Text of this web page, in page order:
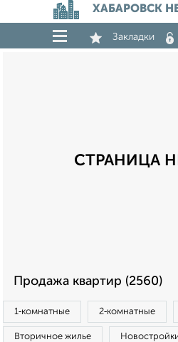
ХАБАРОВСК
Закладки
СТРАНИЦА
Продажа квартир (2560)
1‑комнатные 2‑комнатные
Вторичное жилье